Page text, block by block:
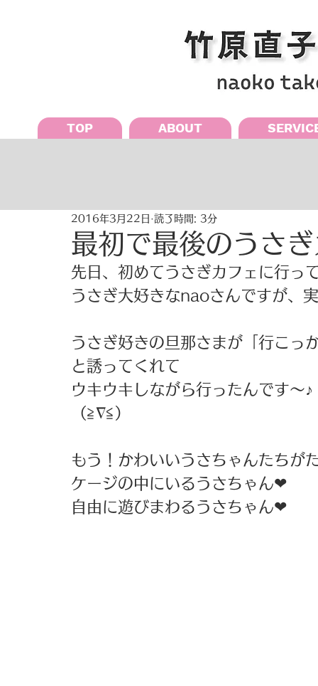
TOP ABOUT
最初で最後のうさ
2016年3月22日 読了時間: 3分
先日、初めてうさぎカフェに行っ
うさぎ大好きなnaoさんですが、
うさぎ好きの旦那さまが「行こっ
と誘ってくれて
ウキウキしながら行ったんです〜♪
（≧∇≦）
もう！かわいいうさちゃんたちが
ケージの中にいるうさちゃん❤︎
自由に遊びまわるうさちゃん❤︎